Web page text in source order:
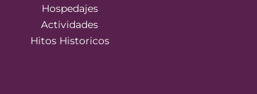
Hospedajes
Actividades
Hitos Historicos